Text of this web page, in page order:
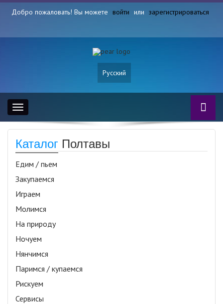
Добро пожаловать! Вы можете войти или зарегистрироваться
Русский
Toggle
navigation
Каталог Полтавы
Едим / пьем
Закупаемся
Играем
Молимся
На природу
Ночуем
Нянчимся
Паримся / купаемся
Рискуем
Сервисы